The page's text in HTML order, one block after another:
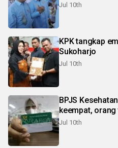
Jul 10th
KPK tangkap
Sukoharjo
Jul 10th
BPJS
keempat, orang
Jul 10th